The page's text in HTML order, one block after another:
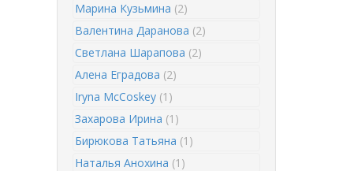
Марина Кузьмина (2)
Валентина Даранова (2)
Светлана Шарапова (2)
Алена Еградова (2)
Iryna McCoskey (1)
Захарова Ирина (1)
Бирюкова Татьяна (1)
Наталья Анохина (1)